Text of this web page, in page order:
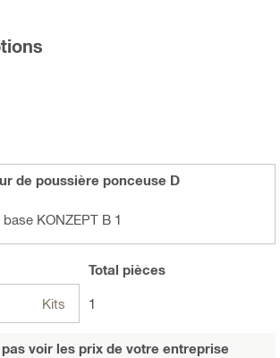
de poussière ponceuse D
KONZEPT B 1
Kits
Total pièces
1
voir les prix de votre entreprise